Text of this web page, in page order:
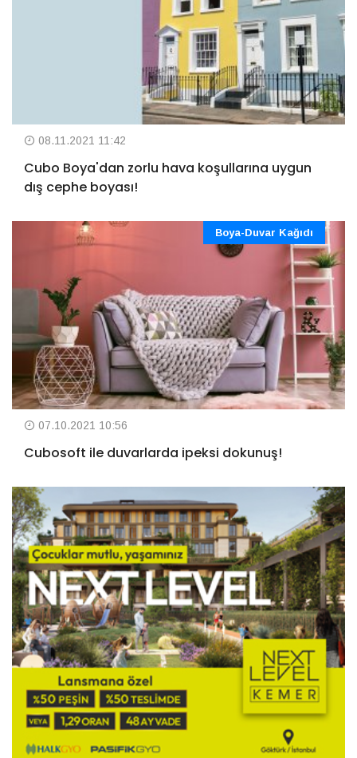
08.11.2021 11:42
Cubo Boya'dan zorlu hava koşullarına uygun
dış cephe boyası!
Boya-Duvar Kağıdı
07.10.2021 10:56
Cubosoft ile duvarlarda ipeksi dokunuş!